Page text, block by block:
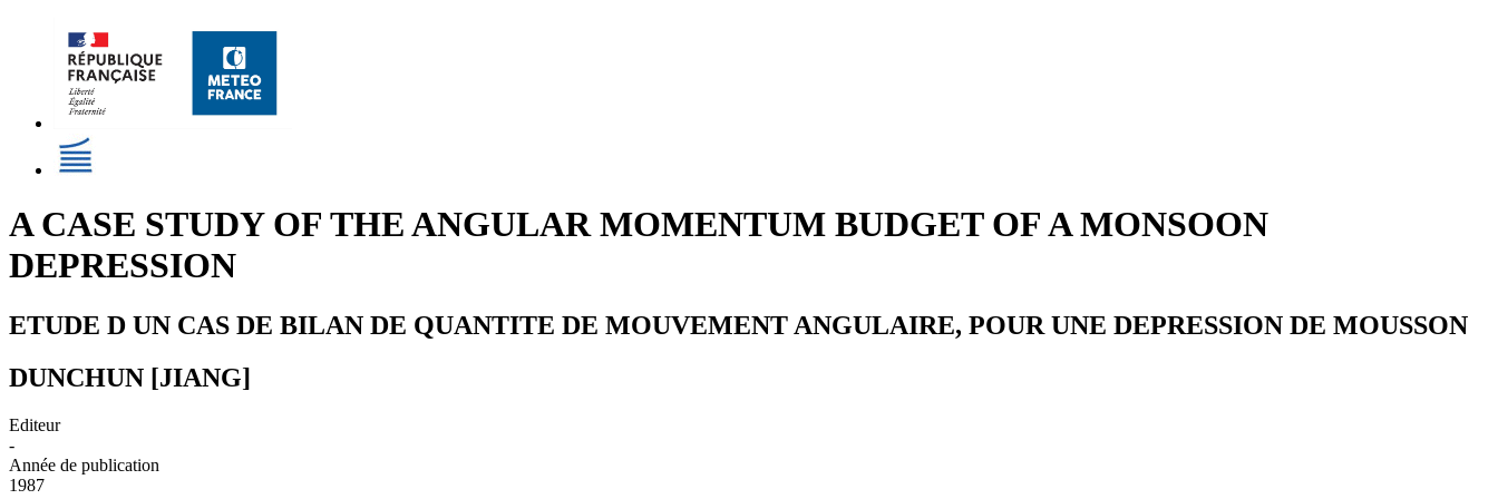
A CASE STUDY OF THE ANGULAR MOMENTUM BUDGET OF A MONSOON
DEPRESSION
ETUDE D UN CAS DE BILAN DE QUANTITE DE MOUVEMENT ANGULAIRE, POUR UNE DEPRESSION DE MOUSSON
DUNCHUN [JIANG]
Editeur
-
Année de publication
1987